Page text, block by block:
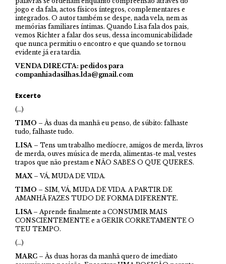
jogo e da fala, actos físicos íntegros, complementares e
integrados. O autor também se despe, nada vela, nem as
memórias familiares íntimas. Quando Lisa fala dos pais,
vemos Richter a falar dos seus, dessa incomunicabilidade
que nunca permitiu o encontro e que quando se tornou
evidente já era tardia.
VENDA DIRECTA: pedidos para
companhiadasilhas.lda@gmail.com
Excerto
(…)
TIMO – Às duas da manhã eu penso, de súbito: falhaste
tudo, falhaste tudo.
LISA – Tens um trabalho medíocre, amigos de merda, livros
de merda, ouves música de merda, alimentas-te mal, vestes
trapos que não prestam e NÃO SABES O QUE QUERES.
MAX– VÁ, MUDA DE VIDA.
TIMO – SIM, VÁ, MUDA DE VIDA. A PARTIR DE
AMANHÃ FAZES TUDO DE FORMA DIFERENTE.
LISA – Aprende finalmente a CONSUMIR MAIS
CONSCIENTEMENTE e a GERIR CORRETAMENTE O
TEU TEMPO.
(…)
MARC – Às duas horas da manhã quero de imediato